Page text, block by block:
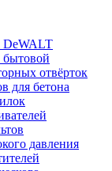
DeWALT
отвёрток
для бетона
давления